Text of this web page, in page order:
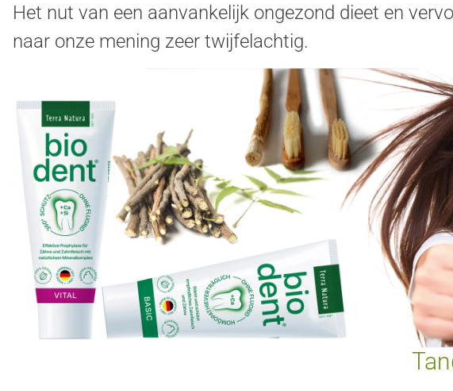
Het nut van een aanvankelijk ongezond dieet en
naar onze mening zeer twijfelachtig.